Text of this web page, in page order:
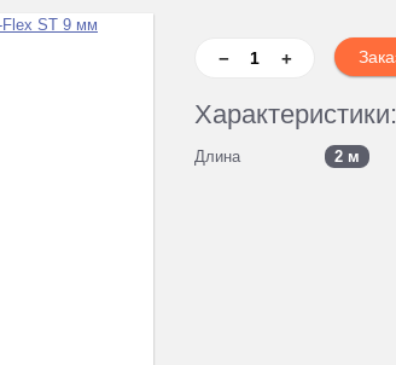
− +
Характеристики:
Длина 2 м